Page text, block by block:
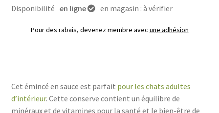
Disponibilité en ligne en magasin : à vérifier
Pour des rabais, devenez membre avec une adhésion
Cet émincé en sauce est parfait pour les chats adultes
d’intérieur. Cette conserve contient un équilibre de
minéraux et de vitamines pour la santé et le bien-être de